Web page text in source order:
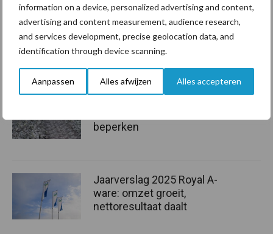
information on a device, personalized advertising and content,
advertising and content measurement, audience research,
and services development, precise geolocation data, and
identification through device scanning.
Aanpassen Alles afwijzen Alles accepteren
9403 DE Assen
+31 (0)592 715 300
Neem contact op
Aanbevolen voor jou!
beperken
Jaarverslag 2025 Royal A-
ware: omzet groeit,
nettoresultaat daalt